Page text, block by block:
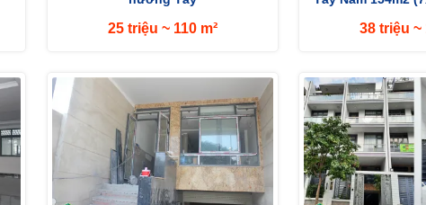
25 triệu ~ 110 m²
đường
38 triệu ~